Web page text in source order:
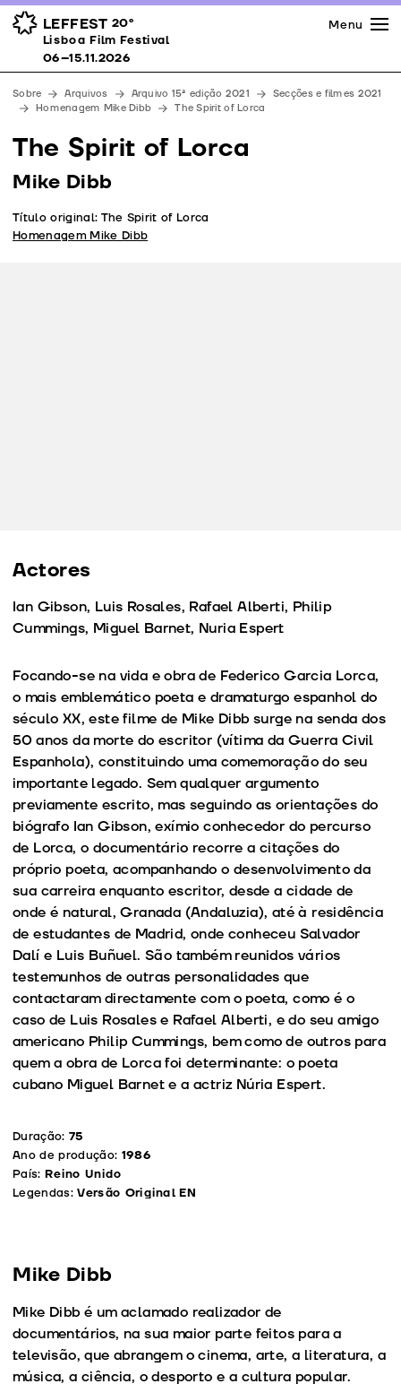
LEFFEST 20º
Lisboa Film Festival 06–15.11.2026
Prémios
Espaços
Apoios
Equipa
Downloads
Contactos
Menu
Lisboa Film Festival
06–15.11.2026
Sobre Arquivos Arquivo 15ª edição 2021
Secções e filmes 2021
Homenagem Mike Dibb
The Spirit of Lorca
The Spirit of Lorca
Mike Dibb
Título original: The Spirit of Lorca
Homenagem Mike Dibb
Actores
Ian Gibson, Luis Rosales, Rafael Alberti, Philip
Cummings, Miguel Barnet, Nuria Espert
Focando-se na vida e obra de Federico Garcia Lorca,
o mais emblemático poeta e dramaturgo espanhol do
século XX, este filme de Mike Dibb surge na senda dos
50 anos da morte do escritor (vítima da Guerra Civil
Espanhola), constituindo uma comemoração do seu
importante legado. Sem qualquer argumento
previamente escrito, mas seguindo as orientações do
biógrafo Ian Gibson, exímio conhecedor do percurso
de Lorca, o documentário recorre a citações do
próprio poeta, acompanhando o desenvolvimento da
sua carreira enquanto escritor, desde a cidade de
onde é natural, Granada (Andaluzia), até à residência
de estudantes de Madrid, onde conheceu Salvador
Dalí e Luis Buñuel. São também reunidos vários
testemunhos de outras personalidades que
contactaram directamente com o poeta, como é o
caso de Luis Rosales e Rafael Alberti, e do seu amigo
americano Philip Cummings, bem como de outros para
quem a obra de Lorca foi determinante: o poeta
cubano Miguel Barnet e a actriz Núria Espert.
Duração: 75
Ano de produção: 1986
País: Reino Unido
Legendas:Versão Original EN
Mike Dibb
Mike Dibb é um aclamado realizador de
documentários, na sua maior parte feitos para a
televisão, que abrangem o cinema, arte, a literatura, a
música, a ciência, o desporto e a cultura popular.